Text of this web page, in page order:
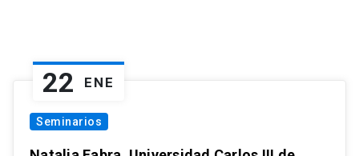
22 ENE
Seminarios